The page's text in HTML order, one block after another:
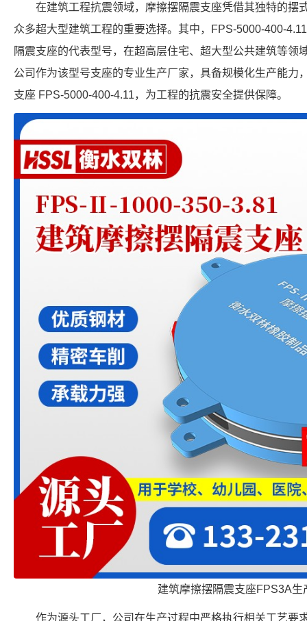
在建筑工程抗震领域，摩擦摆隔震支座凭借其独特的摆
众多超大型建筑工程的重要选择。其中，FPS-5000-400-
隔震支座的代表型号，在超高层住宅、超大型公共建筑等领
公司作为该型号支座的专业生产厂家，具备规模化生产能力
支座 FPS-5000-400-4.11，为工程的抗震安全提供保障。
建筑摩擦摆隔震支座FPS3A生
作为源头工厂，公司在生产过程中严格执行相关工艺要